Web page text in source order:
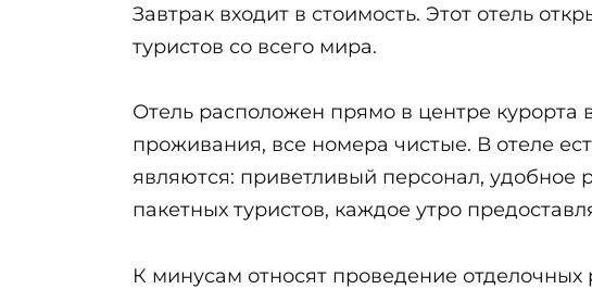
Завтрак входит в стоимость. Этот отель
туристов со всего мира.
Отель расположен прямо в центре курорта
проживания, все номера чистые. В отеле
являются: приветливый персонал, удобное
пакетных туристов, каждое утро
К минусам относят проведение отделочных